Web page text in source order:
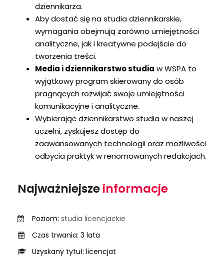
dziennikarza.
Aby dostać się na studia dziennikarskie,
wymagania obejmują zarówno umiejętności
analityczne, jak i kreatywne podejście do
tworzenia treści.
Media i dziennikarstwo studia w WSPA to
wyjątkowy program skierowany do osób
pragnących rozwijać swoje umiejętności
komunikacyjne i analityczne.
Wybierając dziennikarstwo studia w naszej
uczelni, zyskujesz dostęp do
zaawansowanych technologii oraz możliwości
odbycia praktyk w renomowanych redakcjach.
Najważniejszeinformacje
Poziom: studia licencjackie
Czas trwania: 3 lata
Uzyskany tytuł: licencjat